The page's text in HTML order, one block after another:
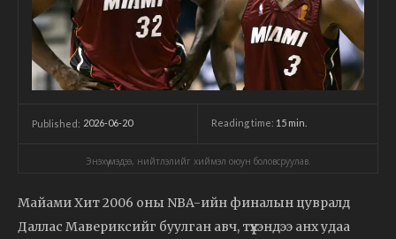
Published: 2026-06-20 Reading time: 15 min.
Энэхүү мэдээ, нийтлэлийг хиймэл оюун боловсруулав.
Майами Хит 2006 оны NBA-ийн финалын цувралд
Даллас Мавериксийг буулган авч, түүхэндээ анх удаа